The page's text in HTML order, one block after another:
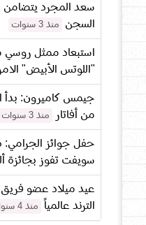
سعد المجرد يتضامن
السجن
منذ 3 سنوات
استبعاد ممثل
"اللوتس الأبيض"
جيمس كاميرون: بدأ
من أفاتار
منذ 3 سنوات
حفل جوائز الجرامي:
سويفت تفوز بجائزة
الترند عالمياً
منذ 4 سنوات